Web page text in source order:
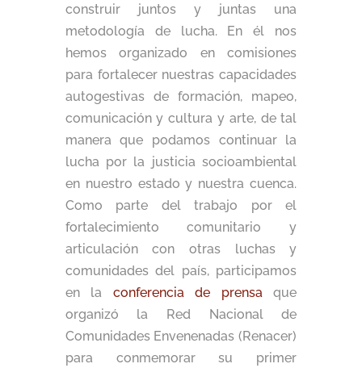
construir juntos y juntas una
metodología de lucha. En él nos
hemos organizado en comisiones
para fortalecer nuestras capacidades
autogestivas de formación, mapeo,
comunicación y cultura y arte, de tal
manera que podamos continuar la
lucha por la justicia socioambiental
en nuestro estado y nuestra cuenca.
Como parte del trabajo por el
fortalecimiento comunitario y
articulación con otras luchas y
comunidades del país, participamos
en la conferencia de prensa que
organizó la Red Nacional de
Comunidades Envenenadas (Renacer)
para conmemorar su primer